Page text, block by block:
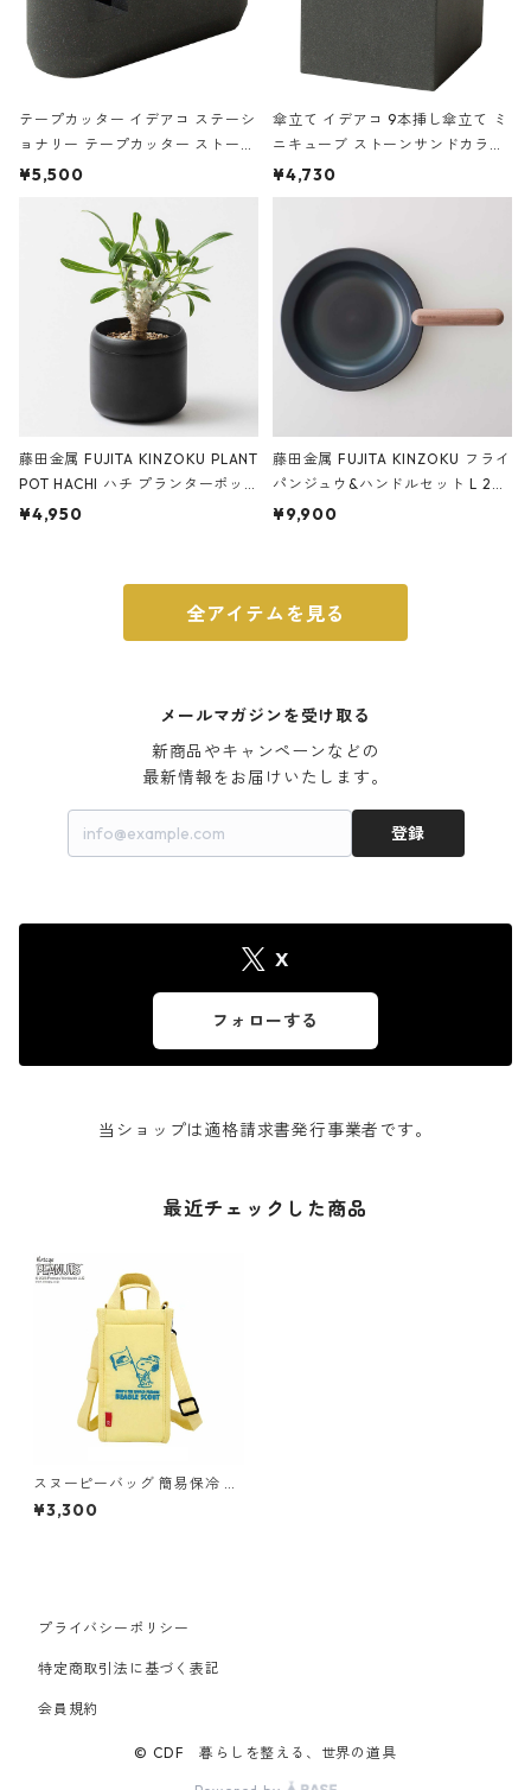
テープカッター イデアコ ステーシ
ョナリー テープカッター ストーン
サンドカラー 石調 ideaco Station
¥5,500
傘立て イデアコ 9本挿し傘立て ミ
ニキューブ ストーンサンドカラー
石調 ideaco Umbrella Stand CUB
E ストーンサンドブラック
¥4,730
藤田金属 FUJITA KINZOKU PLANT
POT HACHI ハチ プランターポッ
ト 3号 ブラック
¥4,950
藤田金属 FUJITA KINZOKU フライ
パンジュウ&ハンドルセット L 24c
m ガス火・IH対応 鉄フライパン
¥9,900
全アイテムを見る
メールマガジンを受け取る
新商品やキャンペーンなどの
最新情報をお届けいたします。
登録
X
フォローする
当ショップは適格請求書発行事業者です。
最近チェックした商品
スヌーピーバッグ 簡易保冷 水
筒カバー ROOTOTE Thermo-
Keeper Bottle PEANUTS 842
¥3,300
プライバシーポリシー
特定商取引法に基づく表記
会員規約
© CDF 暮らしを整える、世界の道具